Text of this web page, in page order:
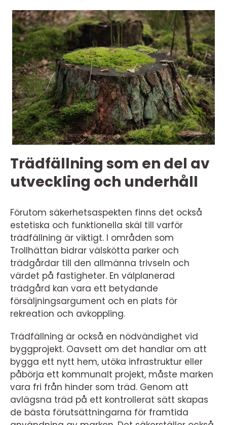
Trädfällning som en del av
utveckling och underhåll
Förutom säkerhetsaspekten finns det också
estetiska och funktionella skäl till varför
trädfällning är viktigt. I områden som
Trollhättan bidrar välskötta parker och
trädgårdar till den allmänna trivseln och
värdet på fastigheter. En välplanerad
trädgård kan vara ett betydande
försäljningsargument och en plats för
rekreation och avkoppling.
Trädfällning är också en nödvändighet vid
byggprojekt. Oavsett om det handlar om att
bygga ett nytt hem, utöka infrastruktur eller
påbörja ett kommunalt projekt, måste marken
vara fri från hinder som träd. Genom att
avlägsna träd på ett kontrollerat sätt skapas
de bästa förutsättningarna för framtida